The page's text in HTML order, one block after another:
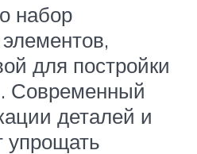
набор
для постройки
Современный
деталей и
упрощать